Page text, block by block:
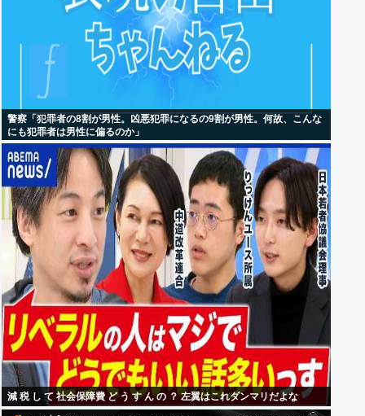
警察「犯罪者の8割が男性。凶悪犯罪になるの9割が男性。何故、こんな
にも犯罪者は男性に偏るのか」
減 税 し て 社会保障費 ど う す ん の ？ 左翼はこれダンマリだよな